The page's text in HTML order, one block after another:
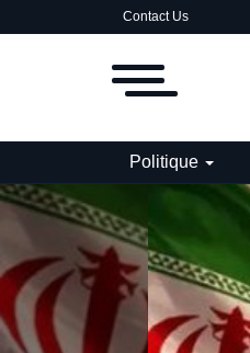
Contact Us
Politique